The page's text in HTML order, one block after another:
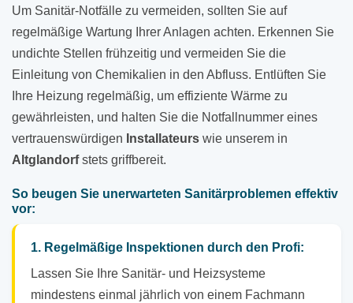
Um Sanitär-Notfälle zu vermeiden, sollten Sie auf
regelmäßige Wartung Ihrer Anlagen achten. Erkennen Sie
undichte Stellen frühzeitig und vermeiden Sie die
Einleitung von Chemikalien in den Abfluss. Entlüften Sie
Ihre Heizung regelmäßig, um effiziente Wärme zu
gewährleisten, und halten Sie die Notfallnummer eines
vertrauenswürdigen Installateurs wie unserem in
Altglandorfstets griffbereit.
So beugen Sie unerwarteten Sanitärproblemen effektiv
vor:
1. Regelmäßige Inspektionen durch den Profi:
Lassen Sie Ihre Sanitär- und Heizsysteme
mindestens einmal jährlich von einem Fachmann